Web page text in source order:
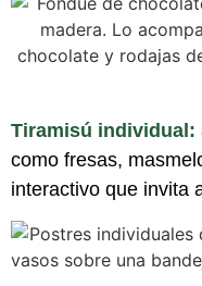
Tiramisú individual:
como fresas,
interactivo que invita